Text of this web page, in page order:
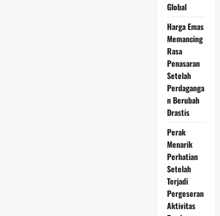
Global
Harga Emas
Memancing
Rasa
Penasaran
Setelah
Perdaganga
n Berubah
Drastis
Perak
Menarik
Perhatian
Setelah
Terjadi
Pergeseran
Aktivitas